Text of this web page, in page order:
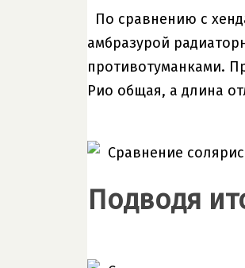
По сравнению с
амбразурой
противотуманками.
Рио общая, а длина
Подводя